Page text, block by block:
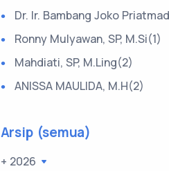
Dr. Ir. Bambang Joko
Ronny Mulyawan, SP, M.Si(1)
Mahdiati, SP, M.Ling(2)
ANISSA MAULIDA, M.H(2)
Arsip (semua)
+ 2026